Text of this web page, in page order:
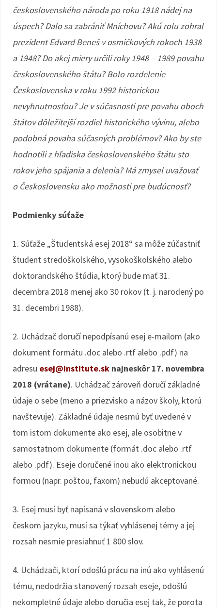
československého národa po roku 1918 nádej na
úspech? Dalo sa zabrániť Mníchovu? Akú rolu zohral
prezident Edvard Beneš v osmičkových rokoch 1938
a 1948? Do akej miery určili roky 1948 – 1989 povahu
československého štátu? Bolo rozdelenie
Československa v roku 1992 historickou
nevyhnutnosťou? Je v súčasnosti pre povahu oboch
štátov dôležitejší rozdiel historického vývinu, alebo
podobná povaha súčasných problémov? Ako by ste
hodnotili z hľadiska československého štátu sto
rokov jeho spájania a delenia? Má zmysel uvažovať
o Československu ako možnosti pre budúcnosť?
Podmienky súťaže
1. Súťaže „Študentská esej 2018“ sa môže zúčastniť
študent stredoškolského, vysokoškolského alebo
doktorandského štúdia, ktorý bude mať 31.
decembra 2018 menej ako 30 rokov (t. j. narodený po
31. decembri 1988).
2. Uchádzač doručí nepodpísanú esej e-mailom (ako
dokument formátu .doc alebo .rtf alebo .pdf) na
adresu esej@institute.sk najneskôr 17. novembra
2018 (vrátane). Uchádzač zároveň doručí základné
údaje o sebe (meno a priezvisko a názov školy, ktorú
navštevuje). Základné údaje nesmú byť uvedené v
tom istom dokumente ako esej, ale osobitne v
samostatnom dokumente (formát .doc alebo .rtf
alebo .pdf). Eseje doručené inou ako elektronickou
formou (napr. poštou, faxom) nebudú akceptované.
3. Esej musí byť napísaná v slovenskom alebo
českom jazyku, musí sa týkať vyhlásenej témy a jej
rozsah nesmie presiahnuť 1 800 slov.
4. Uchádzači, ktorí odošlú prácu na inú ako vyhlásenú
tému, nedodržia stanovený rozsah eseje, odošlú
nekompletné údaje alebo doručia esej tak, že porota